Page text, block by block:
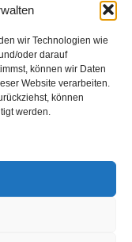
wir Technologien wie
oder darauf
können wir Daten
Website verarbeiten.
können
werden.
für Inhalte: Anja
4881675
FÜR[…]
(EU)